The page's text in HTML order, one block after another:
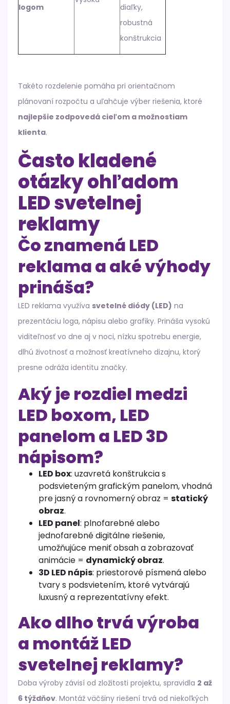
logom
diaľky,
robustná
konštrukcia
Takéto rozdelenie pomáha pri orientačnom
plánovaní rozpočtu a uľahčuje výber riešenia, ktoré
najlepšie zodpovedá cieľom a možnostiam
klienta.
Často kladené
otázky ohľadom
LED svetelnej
reklamy
Čo znamená LED
reklama a aké výhody
prináša?
LED reklama využíva svetelné diódy (LED) na
prezentáciu loga, nápisu alebo grafiky. Prináša vysokú
viditeľnosť vo dne aj v noci, nízku spotrebu energie,
dlhú životnosť a možnosť kreatívneho dizajnu, ktorý
presne odráža identitu značky.
Aký je rozdiel medzi
LED boxom, LED
panelom a LED 3D
nápisom?
LED box: uzavretá konštrukcia s
podsvieteným grafickým panelom, vhodná
pre jasný a rovnomerný obraz = statický
obraz.
LED panel: plnofarebné alebo
jednofarebné digitálne riešenie,
umožňujúce meniť obsah a zobrazovať
animácie = dynamický obraz.
3D LED nápis: priestorové písmená alebo
tvary s podsvietením, ktoré vytvárajú
luxusný a reprezentatívny efekt.
Ako dlho trvá výroba
a montáž LED
svetelnej reklamy?
Doba výroby závisí od zložitosti projektu, spravidla 2 až
6 týždňov. Montáž väčšiny riešení trvá od niekoľkých